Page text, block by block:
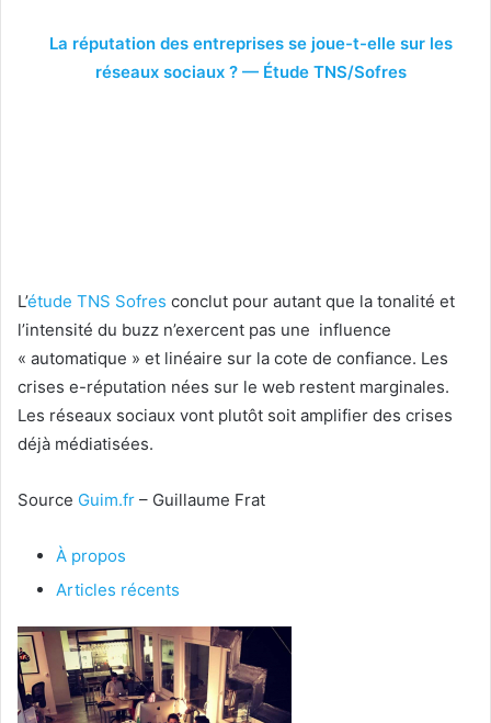
La réputation des entreprises se joue-t-elle sur les
réseaux sociaux ? — Étude TNS/Sofres
L’étude TNS Sofres conclut pour autant que la tonalité et
l’intensité du buzz n’exercent pas une influence
« automatique » et linéaire sur la cote de confiance. Les
crises e-réputation nées sur le web restent marginales.
Les réseaux sociaux vont plutôt soit amplifier des crises
déjà médiatisées.
Source Guim.fr – Guillaume Frat
À propos
Articles récents